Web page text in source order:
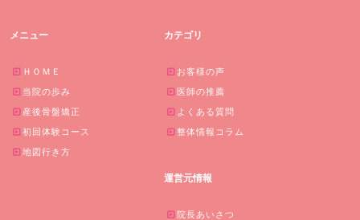
メニュー
ＨＯＭＥ
当院の歩み
産後骨盤矯正
初回体験コース
地図行き方
カテゴリ
お客様の声
医師の推薦
よくある質問
整体情報コラム
運営元情報
院長あいさつ